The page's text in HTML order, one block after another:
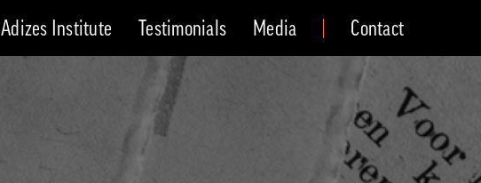
Adizes Institute Testimonials Media Contact